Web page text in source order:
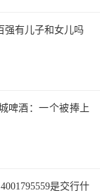
强有儿子和女儿吗
啤酒：一个被捧上
是交行什